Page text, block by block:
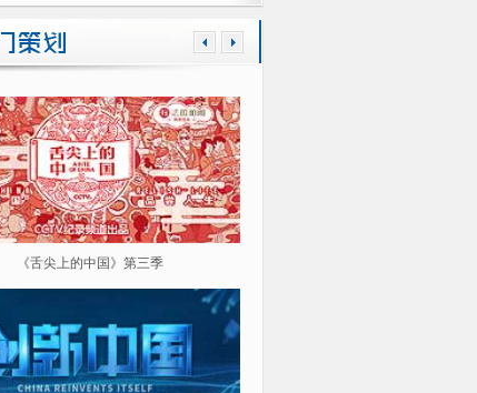
《舌尖上的中国》第三季